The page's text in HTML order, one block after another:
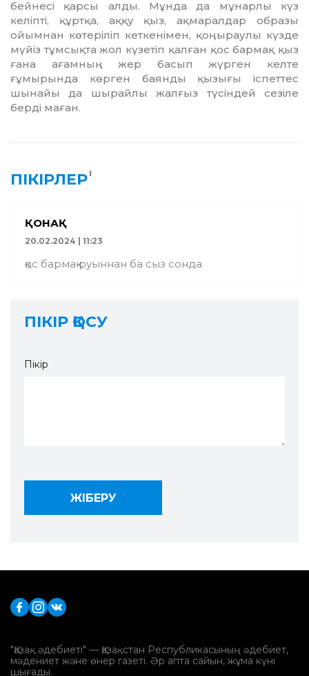
бейнесі қарсы алды. Мұнда да мұнарлы күз
келіпті, құртқа, аққу қыз, ақмаралдар образы
ойымнан көтеріліп кеткенімен, қоңы­раулы күзде
мүйіз тұмсықта жол күзетіп қалған қос бармақ қыз
ғана ағам­ның жер басып жүрген келте
ғұмырында көрген баянды қызығы іспеттес
шынайы да шырайлы жалғыз түсіндей сезіле
берді маған.
ПІКІРЛЕР1
ҚОНАҚ
20.02.2024 | 11:23
қос бармақ руыннан ба сыз сонда
ПІКІР ҚОСУ
Пікір
"Қазақ әдебиеті" — Қазақстан Республикасының әдебиет,
мәдениет және өнер газеті. Әр апта сайын, жұма күні
шығады.